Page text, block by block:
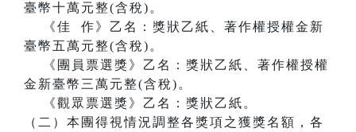
臺幣十萬元整(含稅)。
《佳 作》乙名：獎狀乙紙、著作權授權金新
臺幣五萬元整(含稅)。
《團員票選獎》乙名：獎狀乙紙、著作權授權
金新臺幣三萬元整(含稅)。
《觀眾票選獎》乙名：獎狀乙紙。
（二）本團得視情況調整各獎項之獲獎名額，各